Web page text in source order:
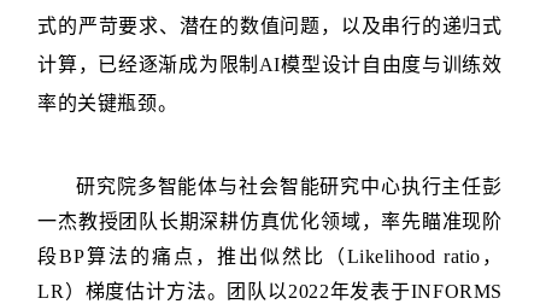
式的严苛要求、潜在的数值问题，以及串行的递归式
计算，已经逐渐成为限制AI模型设计自由度与训练效
率的关键瓶颈。
研究院多智能体与社会智能研究中心执行主任彭
一杰教授团队长期深耕仿真优化领域，率先瞄准现阶
段BP算法的痛点，推出似然比（Likelihood ratio，
LR）梯度估计方法。团队以2022年发表于INFORMS